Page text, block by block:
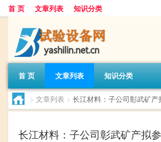
首 页 文章列表 知识分类
首 页 文章列表 知识分类
> 文章列表 > 长江材料：子公司彰武矿
长江材料：子公司彰武矿产拟